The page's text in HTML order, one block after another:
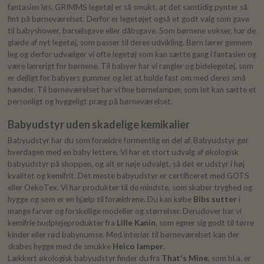
fantasien løs. GRIMMS legetøj er så smukt, at det samtidig pynter så
fint på børneværelset. Derfor er legetøjet også et godt valg som gave
til babyshower, barselsgave eller dåbsgave. Som børnene vokser, har de
glæde af nyt legetøj, som passer til deres udvikling. Børn lærer gennem
leg og derfor udvælger vi ofte legetøj som kan sætte gang i fantasien og
være lærerigt for børnene. Til babyer har vi rangler og bidelegetøj, som
er dejligt for babyers gummer og let at holde fast om med deres små
hænder. Til børneværelset har vi fine børnelamper, som let kan sætte et
personligt og hyggeligt præg på børneværelset.
Babyudstyr uden skadelige kemikalier
Babyudstyr har du som forældre formentlig en del af. Babyudstyr gør
hverdagen med en baby lettere. Vi har et stort udvalg af økologisk
babyudstyr på shoppen, og alt er nøje udvalgt, så det er udstyr i høj
kvalitet og kemifrit. Det meste babyudstyr er certificeret med GOTS
eller OekoTex. Vi har produkter til de mindste, som skaber tryghed og
hygge og som er en hjælp til forældrene. Du kan købe Bibs sutter i
mange farver og forskellige modeller og størrelser. Derudover har vi
kemifrie hudplejeprodukter fra Lille Kanin, som egner sig godt til tørre
kinder eller rød babynumse. Med interiør til børneværelset kan der
skabes hygge med de smukke Heico lamper.
Lækkert økologisk babyudstyr finder du fra That's Mine, som bl.a. er